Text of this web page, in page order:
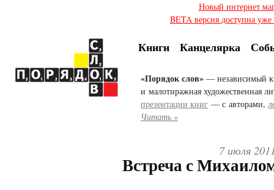
Новый интернет
BETA версия доступна
Книги Канцелярка
«Порядок слов» — независимый
и малотиражная художественная
презентации книг — с авторами,
Читать »
7 июля
Встреча с